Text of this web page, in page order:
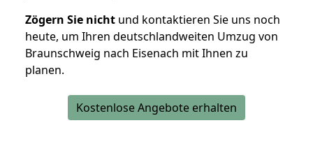
Zögern Sie nicht und kontaktieren Sie uns noch
heute, um Ihren deutschlandweiten Umzug von
Braunschweig nach Eisenach mit Ihnen zu
planen.
Kostenlose Angebote erhalten